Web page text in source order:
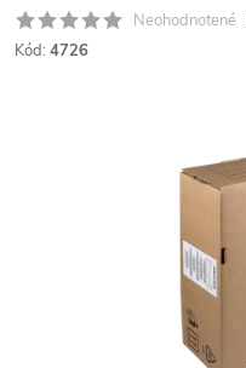
Neohodnotené
Kód: 4726